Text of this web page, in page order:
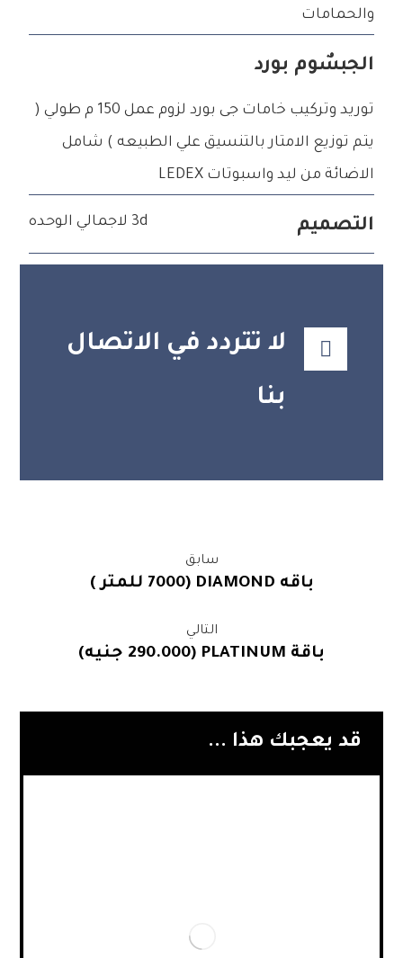
والحمامات
الجبسٌوم بورد
توريد وتركيب خامات جى بورد لزوم عمل 150 م طولي (
يتم توزيع الامتار بالتنسيق علي الطبيعه ) شامل
الاضائة من ليد واسبوتات LEDEX
التصميم 3d لاجمالي الوحده
لا تتردد في الاتصال
بنا
سابق
باقه DIAMOND (7000 للمتر )
التالي
باقة PLATINUM (290.000 جنيه)
قد يعجبك هذا ...